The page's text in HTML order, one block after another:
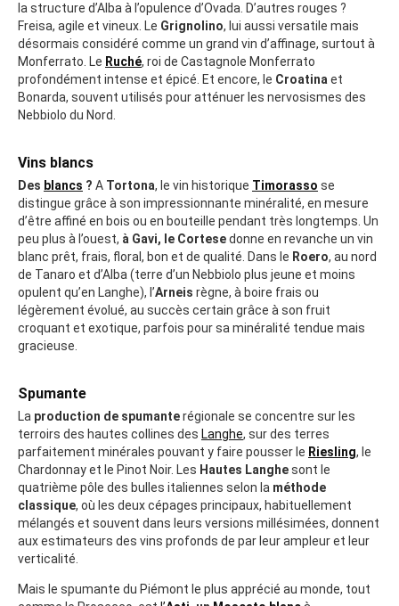
la structure d’Alba à l’opulence d’Ovada. D’autres rouges ?
Freisa, agile et vineux. Le Grignolino, lui aussi versatile mais
désormais considéré comme un grand vin d’affinage, surtout à
Monferrato. Le Ruché, roi de Castagnole Monferrato
profondément intense et épicé. Et encore, le Croatinaet
Bonarda, souvent utilisés pour atténuer les nervosismes des
Nebbiolo du Nord.
Vins blancs
Des blancs ? A Tortona, le vin historique Timorasso se
distingue grâce à son impressionnante minéralité, en mesure
d’être affiné en bois ou en bouteille pendant très longtemps. Un
peu plus à l’ouest, à Gavi, le Cortesedonne en revanche un vin
blanc prêt, frais, floral, bon et de qualité. Dans le Roero, au nord
de Tanaro et d’Alba (terre d’un Nebbiolo plus jeune et moins
opulent qu’en Langhe), l’Arneis règne, à boire frais ou
légèrement évolué, au succès certain grâce à son fruit
croquant et exotique, parfois pour sa minéralité tendue mais
gracieuse.
Spumante
La production de spumanterégionale se concentre sur les
terroirs des hautes collines des Langhe, sur des terres
parfaitement minérales pouvant y faire pousser le Riesling, le
Chardonnay et le Pinot Noir. Les Hautes Langhesont le
quatrième pôle des bulles italiennes selon la méthode
classique, où les deux cépages principaux, habituellement
mélangés et souvent dans leurs versions millésimées, donnent
aux estimateurs des vins profonds de par leur ampleur et leur
verticalité.
Mais le spumante du Piémont le plus apprécié au monde, tout